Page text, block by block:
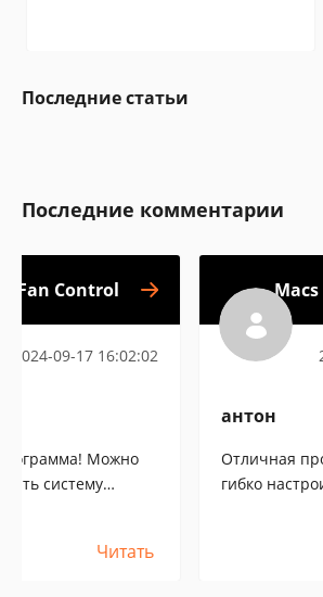
Последние статьи
Последние комментарии
Fan Control
2024-09-17 16:02:02
Можно
систему
как
Читать
антон
Отличная
гибко
серьезную